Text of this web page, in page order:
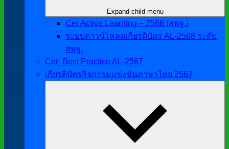
Expand child menu
Cer Active Learning – 2568 (สพฐ.)
ระบบดาวน์โหลดเกียรติบัตร AL-2568 ระดับ
สพฐ.
Cer ฺ Best Practice AL-2567
เกียรติบัตรกิจกรรมแข่งขันภาษาไทย 2567